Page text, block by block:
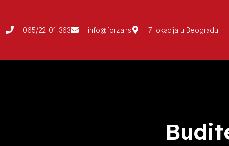
065/22-01-363 info@forza.rs 7 lokacija u Beogradu